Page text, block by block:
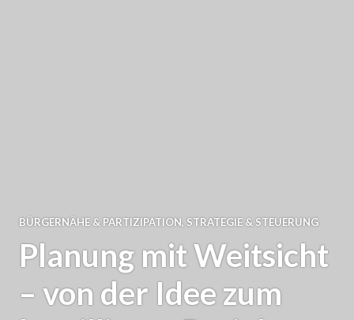
BÜRGERNÄHE & PARTIZIPATION, STRATEGIE & STEUERUNG
Planung mit Weitsicht
– von der Idee zum